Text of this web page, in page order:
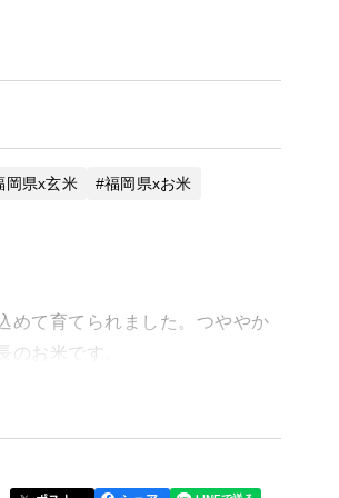
岡県x玄米
福岡県xお米
めて育てられました。つややか
お米です。
水のまち柳川が育んだ、自慢の